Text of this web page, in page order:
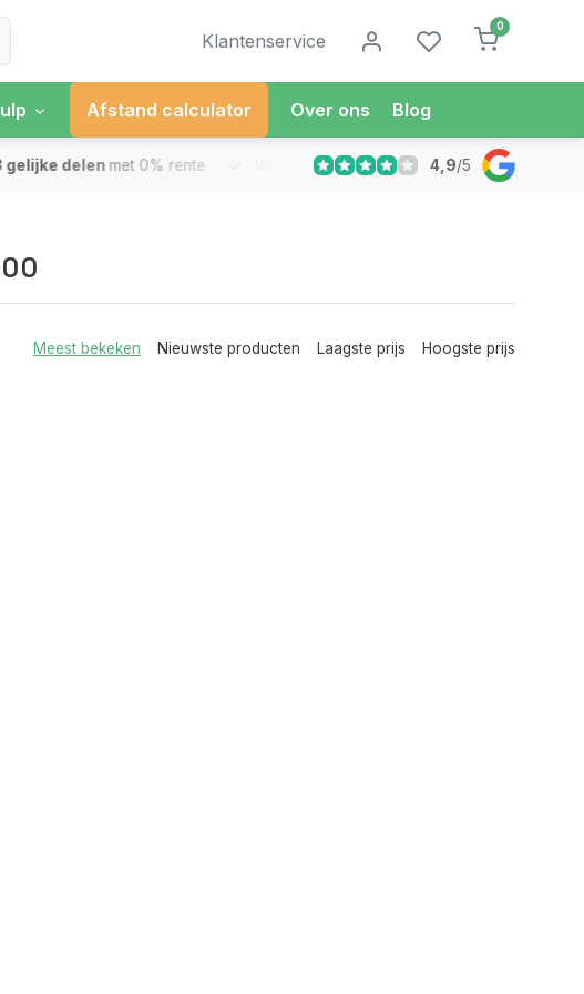
Klantenservice
0
Afstand calculator Over ons Blog
delen met 0% rente Vandaag besteldMorgen in Huis*
4,9/5
Meest bekeken Nieuwste producten Laagste prijs Hoogste prijs